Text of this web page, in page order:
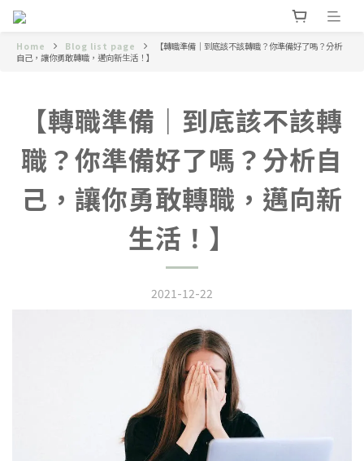
Home Blog list page
【轉職準備｜到底該不該轉職？你準備好了嗎？分析
自己，讓你勇敢轉職，邁向新生活！】
【轉職準備｜到底該不該轉
職？你準備好了嗎？分析自
己，讓你勇敢轉職，邁向新
生活！】
2021-12-22